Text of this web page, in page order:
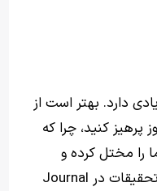
دارد. بهتر است از
پرهیز کنید، چرا که
را مختل کرده و
موجب بی‌خوابی شود. بر اساس تحقیقات در Journal